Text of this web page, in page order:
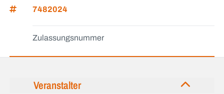
7482024
Zulassungsnummer
Veranstalter